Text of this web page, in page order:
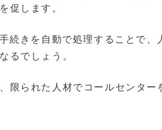
促します。
続きを自動で処理することで、
るでしょう。
限られた人材でコールセンター